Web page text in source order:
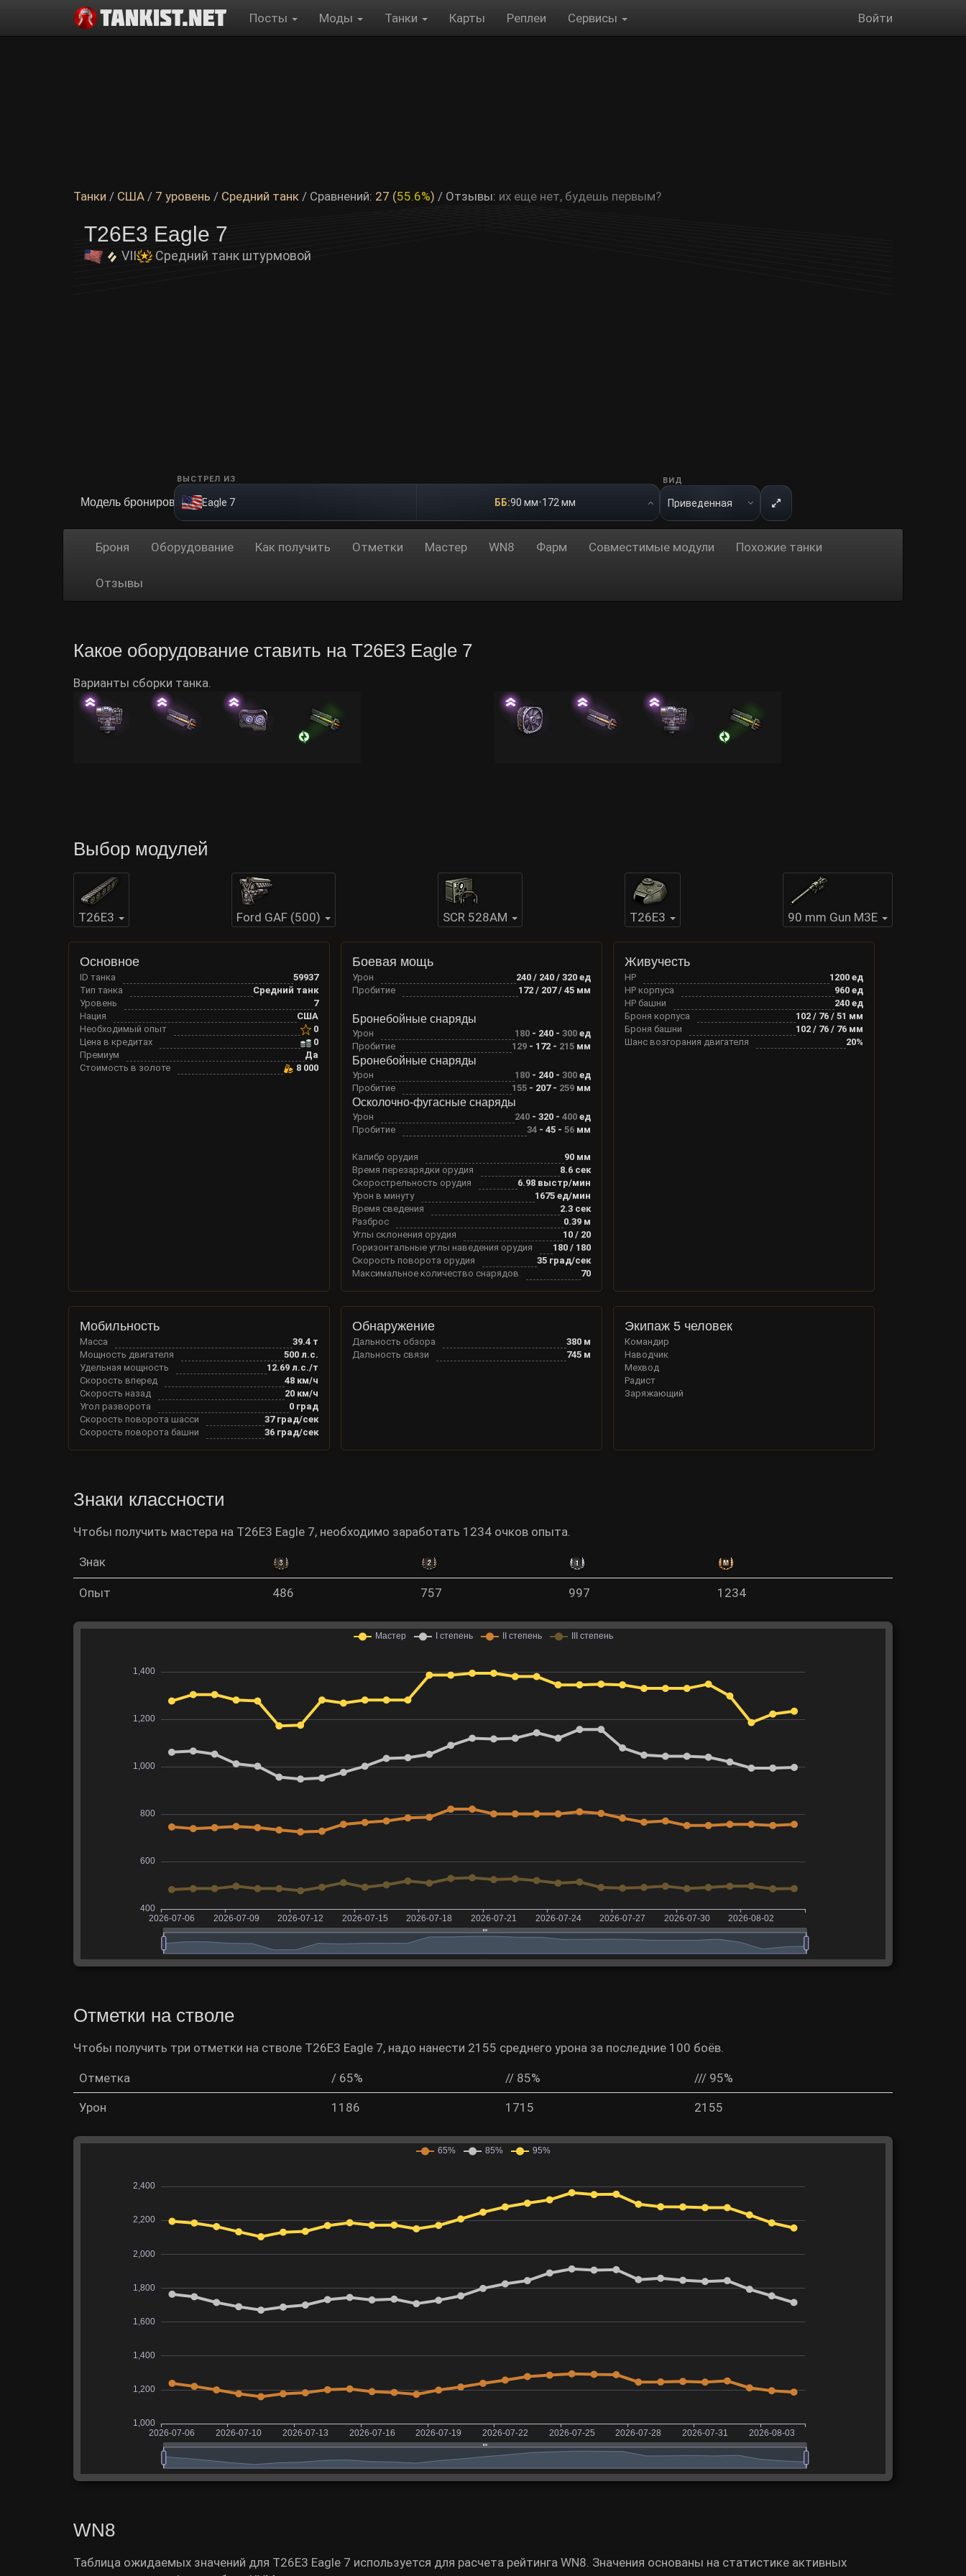
Посты Моды Танки Карты Реплеи Сервисы Войти
Танки / США / 7 уровень / Средний танк / Сравнений: 27 (55.6%) / Отзывы: их еще нет, будешь первым?
T26E3 Eagle 7
VII Средний танк штурмовой
Модель бронирования
ВЫСТРЕЛ ИЗ
Eagle 7 ББ:90 мм•172 мм
ВИД
Броня Оборудование Как получить Отметки Мастер WN8 Фарм Совместимые модули Похожие танки
Отзывы
Какое оборудование ставить на T26E3 Eagle 7
Варианты сборки танка.
Выбор модулей
T26E3 Ford GAF (500) SCR 528AM T26E3 90 mm Gun M3E
Основное
ID танка
59937
Тип танка
Средний танк
Уровень
7
Нация
США
Необходимый опыт
0
Цена в кредитах
0
Премиум
Да
Стоимость в золоте
8 000
Боевая мощь
Урон 240 / 240 / 320ед
Пробитие
172 / 207 / 45 мм
Бронебойные снаряды
Урон 180 - 240 -300 ед
Пробитие
129 - 172 - 215 мм
Бронебойные снаряды
Урон 180 - 240 -300 ед
Пробитие
155 - 207- 259 мм
Осколочно-фугасные снаряды
Урон 240 -320 -400 ед
Пробитие
34 -45 -56 мм
Калибр орудия 90 мм
Время перезарядки орудия
8.6 сек
Скорострельность орудия
6.98 выстр/мин
Урон в минуту
1675 ед/мин
Время сведения
2.3 сек
Разброс
0.39 м
Углы склонения орудия
10 / 20
Горизонтальные углы наведения орудия
180 / 180
Скорость поворота орудия
35 град/сек
Максимальное количество снарядов
70
Живучесть
HP 1200 ед
HP корпуса
960 ед
HP башни
240 ед
Броня корпуса
102 / 76 /51 мм
Броня башни
102/ 76/ 76 мм
Шанс возгорания двигателя
20%
Мобильность
Масса 39.4т
Мощность двигателя
500л.с.
Удельная мощность
12.69л.с./т
Скорость вперед
48км/ч
Скорость назад
20км/ч
Угол разворота
0град
Скорость поворота шасси
37град/сек
Скорость поворота башни
36град/сек
Обнаружение
Дальность обзора 380 м
Дальность связи
745 м
Экипаж 5 человек
Командир
Наводчик
Мехвод
Радист
Заряжающий
Знаки классности
Чтобы получить мастера на T26E3 Eagle 7, необходимо заработать 1234 очков опыта.
Знак
Опыт 486 757 997 1234
Отметки на стволе
Чтобы получить три отметки на стволе T26E3 Eagle 7, надо нанести 2155 среднего урона за последние 100 боёв.
Отметка / 65% // 85% /// 95%
Урон 1186 1715 2155
WN8
Таблица ожидаемых значений для T26E3 Eagle 7 используется для расчета рейтинга WN8. Значения основаны на статистике активных